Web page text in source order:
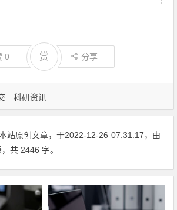
科研资讯
0 赏 分享
站原创文章，于2022-12-26 07:31:17，由
共 2446 字。